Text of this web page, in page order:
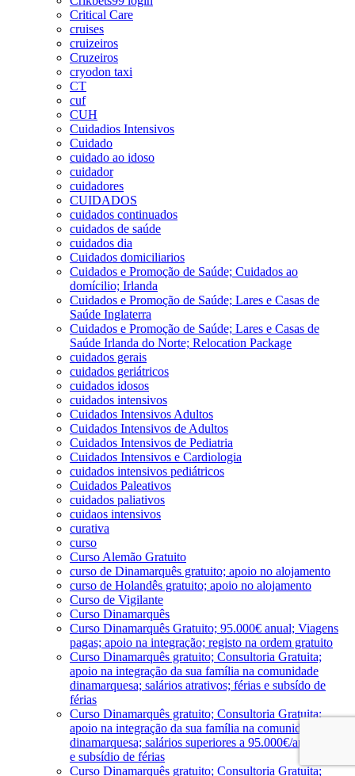
Critical Care
cruises
cruizeiros
Cruzeiros
cryodon taxi
CT
cuf
CUH
Cuidadios Intensivos
Cuidado
cuidado ao idoso
cuidador
cuidadores
CUIDADOS
cuidados continuados
cuidados de saúde
cuidados dia
Cuidados domiciliarios
Cuidados e Promoção de Saúde; Cuidados ao
domícilio; Irlanda
Cuidados e Promoção de Saúde; Lares e Casas de
Saúde Inglaterra
Cuidados e Promoção de Saúde; Lares e Casas de
Saúde Irlanda do Norte; Relocation Package
cuidados gerais
cuidados geriátricos
cuidados idosos
cuidados intensivos
Cuidados Intensivos Adultos
Cuidados Intensivos de Adultos
Cuidados Intensivos de Pediatria
Cuidados Intensivos e Cardiologia
cuidados intensivos pediátricos
Cuidados Paleativos
cuidados paliativos
cuidaos intensivos
curativa
curso
Curso Alemão Gratuito
curso de Dinamarquês gratuito; apoio no alojamento
curso de Holandês gratuito; apoio no alojamento
Curso de Vigilante
Curso Dinamarquês
Curso Dinamarquês Gratuito; 95.000€ anual; Viagens
pagas; apoio na integração; registo na ordem gratuito
Curso Dinamarquês gratuito; Consultoria Gratuita;
apoio na integração da sua família na comunidade
dinamarquesa; salários atrativos; férias e subsído de
férias
Curso Dinamarquês gratuito; Consultoria Gratuita;
apoio na integração da sua família na comunidade
dinamarquesa; salários superiores a 95.000€/ano; férias
e subsídio de férias
Curso Dinamarquês gratuito; Consultoria Gratuita;